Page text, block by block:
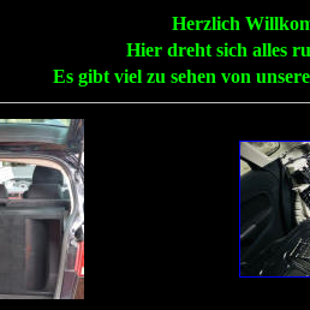
Herzlich
Hier dreht sich alles
Es gibt viel zu sehen von